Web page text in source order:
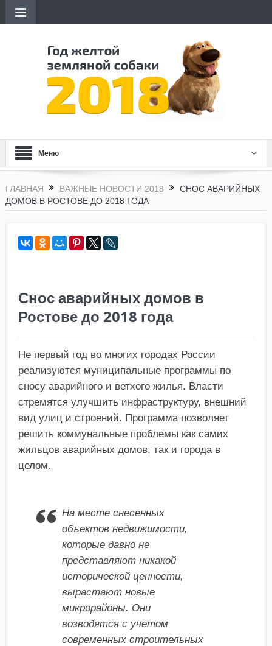
Меню
ГЛАВНАЯ ВАЖНЫЕ НОВОСТИ 2018
СНОС АВАРИЙНЫХ
ДОМОВ В РОСТОВЕ ДО 2018 ГОДА
Снос аварийных домов в
Ростове до 2018 года
Не первый год во многих городах России
реализуются муниципальные программы по
сносу аварийного и ветхого жилья. Власти
стремятся улучшить инфраструктуру, внешний
вид улиц и строений. Программа позволяет
решить коммунальные проблемы как самих
жильцов аварийных домов, так и города в
целом.
На месте снесенных
объектов недвижимости,
которые давно не
представляют никакой
исторической ценности,
вырастают новые
микрорайоны. Они
возводятся с учетом
современных строительных